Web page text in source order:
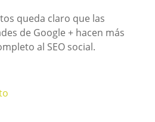
queda claro que las
de Google + hacen más
al SEO social.